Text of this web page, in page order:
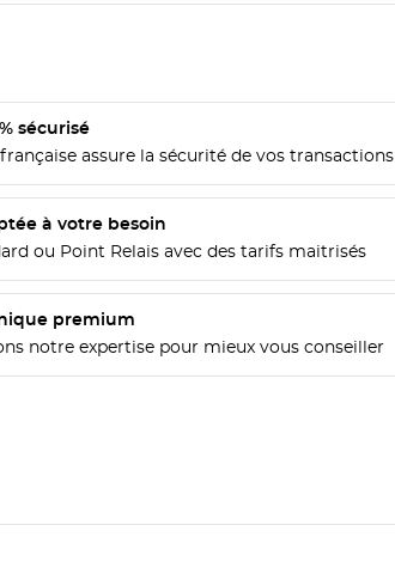
sécurisé
assure la sécurité de vos transactions
à votre besoin
ou Point Relais avec des tarifs maitrisés
premium
notre expertise pour mieux vous conseiller